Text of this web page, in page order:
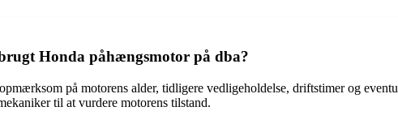
Honda påhængsmotor på dba?
på motorens alder, tidligere vedligeholdelse, driftstimer og
til at vurdere motorens tilstand.